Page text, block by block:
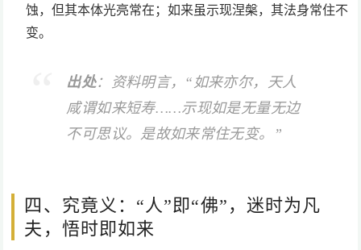
蚀，但其本体光亮常在；如来虽示现涅槃，其法身常住不
变。
出处：资料明言，“如来亦尔，天人
咸谓如来短寿……示现如是无量无边
不可思议。是故如来常住无变。”
四、究竟义：“人”即“佛”，迷时为凡
夫，悟时即如来